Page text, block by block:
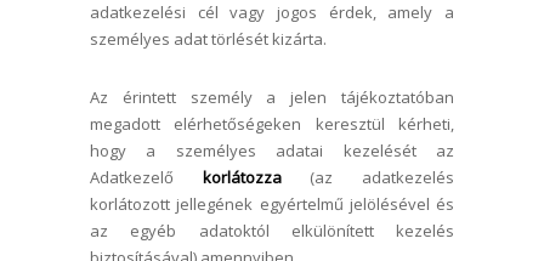
adatkezelési cél vagy jogos érdek, amely a
személyes adat törlését kizárta.
Az érintett személy a jelen tájékoztatóban
megadott elérhetőségeken keresztül kérheti,
hogy a személyes adatai kezelését az
Adatkezelő korlátozza(az adatkezelés
korlátozott jellegének egyértelmű jelölésével és
az egyéb adatoktól elkülönített kezelés